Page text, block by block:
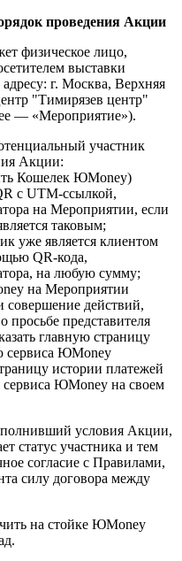
проведения Акции
физическое лицо,
выставки
г. Москва, Верхняя
"Тимирязев центр"
— «Мероприятие»).
участник
Акции:
Кошелек ЮMoney)
с UTM-ссылкой,
на Мероприятии, если
таковым;
уже является клиентом
QR-кода,
на любую сумму;
на Мероприятии
совершение действий,
представителя
главную страницу
сервиса ЮMoney
истории платежей
ЮMoney на своем
условия Акции,
статус участника и тем
согласие с Правилами,
силу договора между
на стойке ЮMoney